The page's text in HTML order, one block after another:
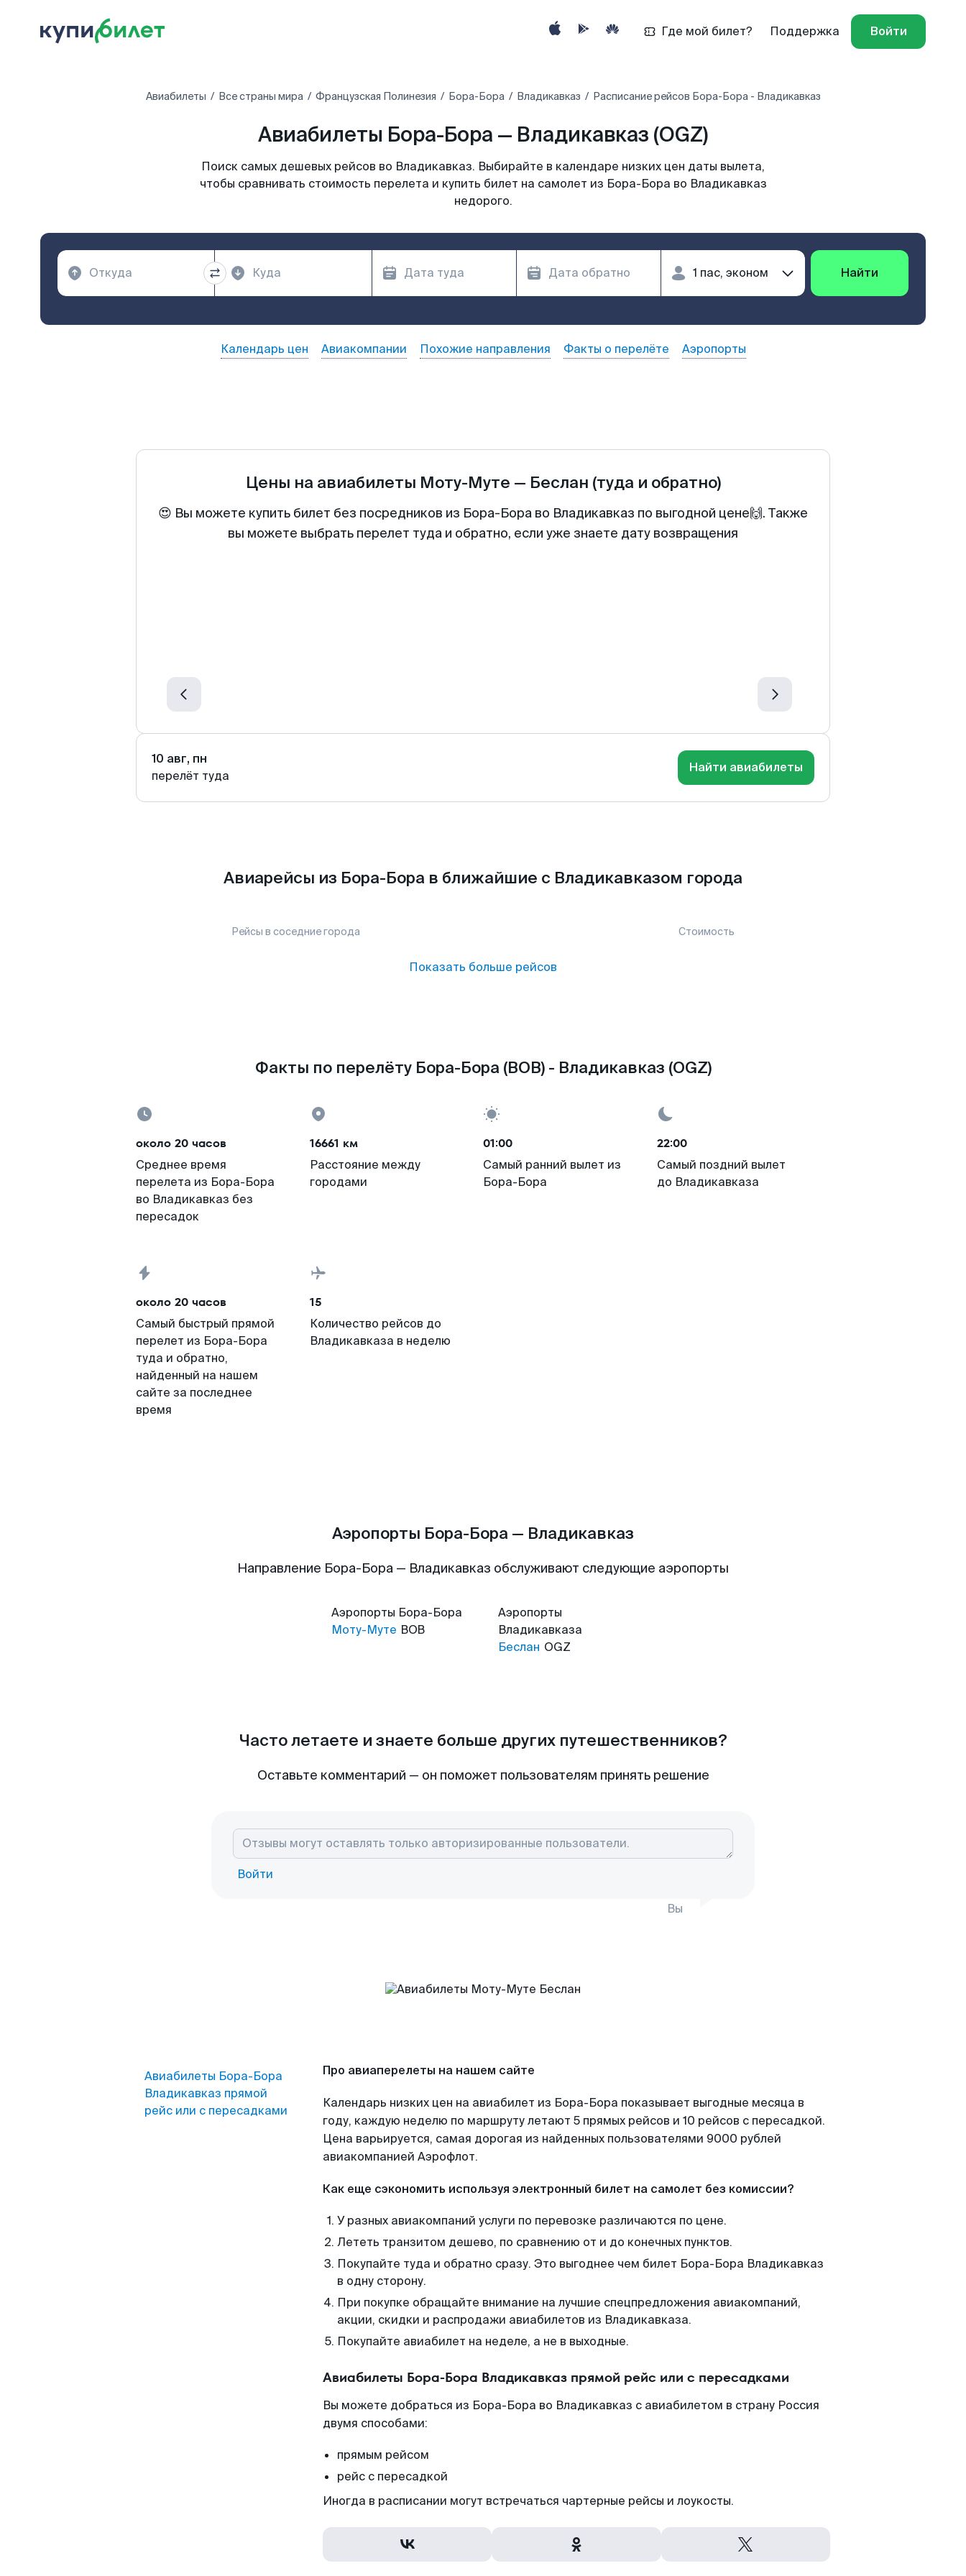
Где мой билет? Поддержка Войти
Авиабилеты Все страны мира Французская Полинезия Бора-Бора Владикавказ Расписание рейсов Бора-Бора - Владикавказ
Авиабилеты Бора-Бора — Владикавказ (OGZ)
Поиск самых дешевых рейсов во Владикавказ. Выбирайте в календаре низких цен даты вылета,
чтобы сравнивать стоимость перелета и купить билет на самолет из Бора-Бора во Владикавказ
недорого.
Найти
Календарь цен Авиакомпании Похожие направления Факты о перелёте Аэропорты
Цены на авиабилеты Моту-Муте — Беслан (туда и обратно)
😍 Вы можете купить билет без посредников из Бора-Бора во Владикавказ по выгодной цене🙌. Также
вы можете выбрать перелет туда и обратно, если уже знаете дату возвращения
10 авг, пн
перелёт туда
Найти авиабилеты
Авиарейсы из Бора-Бора в ближайшие с Владикавказом города
Рейсы в соседние города Стоимость
Показать больше рейсов
Факты по перелёту Бора-Бора (BOB) - Владикавказ (OGZ)
около 20 часов
Среднее время
перелета из Бора-Бора
во Владикавказ без
пересадок
16661 км
Расстояние между
городами
01:00
Самый ранний вылет из
Бора-Бора
22:00
Самый поздний вылет
до Владикавказа
около 20 часов
Самый быстрый прямой
перелет из Бора-Бора
туда и обратно,
найденный на нашем
сайте за последнее
время
15
Количество рейсов до
Владикавказа в неделю
Аэропорты Бора-Бора — Владикавказ
Направление Бора-Бора — Владикавказ обслуживают следующие аэропорты
Аэропорты Бора-Бора
Моту-Муте BOB
Аэропорты
Владикавказа
Беслан OGZ
Часто летаете и знаете больше других путешественников?
Оставьте комментарий — он поможет пользователям принять решение
Войти
Вы
Авиабилеты Бора-Бора
Владикавказ прямой
рейс или с пересадками
Про авиаперелеты на нашем сайте
Календарь низких цен на авиабилет из Бора-Бора показывает выгодные месяца в
году, каждую неделю по маршруту летают 5 прямых рейсов и 10 рейсов с пересадкой.
Цена варьируется, самая дорогая из найденных пользователями 9000 рублей
авиакомпанией Аэрофлот.
Как еще сэкономить используя электронный билет на самолет без комиссии?
У разных авиакомпаний услуги по перевозке различаются по цене.
Лететь транзитом дешево, по сравнению от и до конечных пунктов.
Покупайте туда и обратно сразу. Это выгоднее чем билет Бора-Бора Владикавказ
в одну сторону.
При покупке обращайте внимание на лучшие спецпредложения авиакомпаний,
акции, скидки и распродажи авиабилетов из Владикавказа.
Покупайте авиабилет на неделе, а не в выходные.
Авиабилеты Бора-Бора Владикавказ прямой рейс или с пересадками
Вы можете добраться из Бора-Бора во Владикавказ с авиабилетом в страну Россия
двумя способами:
прямым рейсом
рейс с пересадкой
Иногда в расписании могут встречаться чартерные рейсы и лоукосты.